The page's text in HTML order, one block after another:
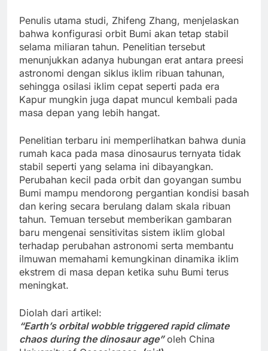
Penulis utama studi, Zhifeng Zhang, menjelaskan
bahwa konfigurasi orbit Bumi akan tetap stabil
selama miliaran tahun. Penelitian tersebut
menunjukkan adanya hubungan erat antara preesi
astronomi dengan siklus iklim ribuan tahunan,
sehingga osilasi iklim cepat seperti pada era
Kapur mungkin juga dapat muncul kembali pada
masa depan yang lebih hangat.
Penelitian terbaru ini memperlihatkan bahwa dunia
rumah kaca pada masa dinosaurus ternyata tidak
stabil seperti yang selama ini dibayangkan.
Perubahan kecil pada orbit dan goyangan sumbu
Bumi mampu mendorong pergantian kondisi basah
dan kering secara berulang dalam skala ribuan
tahun. Temuan tersebut memberikan gambaran
baru mengenai sensitivitas sistem iklim global
terhadap perubahan astronomi serta membantu
ilmuwan memahami kemungkinan dinamika iklim
ekstrem di masa depan ketika suhu Bumi terus
meningkat.
Diolah dari artikel:
“Earth’s orbital wobble triggered rapid climate
chaos during the dinosaur age”oleh China